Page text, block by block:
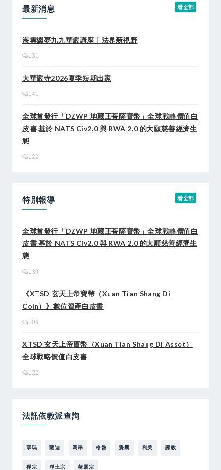
最新消息 看全部
海雲繼夢九九華嚴講座｜法界新視野
131
大華嚴寺2026夏季短期出家
141
全球首發行「DZWP 地藏王菩薩寶幣」全球戰略價值白
皮書 基於 NATS Civ2.0 與 RWA 2.0 的大願慈善經濟生
態
122
特別報導 看全部
全球首發行「DZWP 地藏王菩薩寶幣」全球戰略價值白
皮書 基於 NATS Civ2.0 與 RWA 2.0 的大願慈善經濟生
態
130
《XTSD 玄天上帝寶幣（Xuan Tian Shang Di
Coin）》數位資產白皮書
106
XTSD 玄天上帝寶幣（Xuan Tian Shang Di Asset）
全球戰略價值白皮書
122
法訊依教派查詢
寧瑪 薩迦 噶舉 格魯 覺囊 利美 顯教
禪宗 淨土宗 華嚴宗